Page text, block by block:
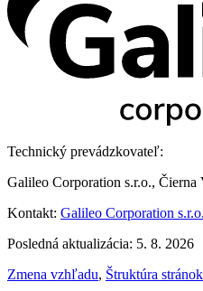
Technický prevádzkovateľ:
Galileo Corporation s.r.o., Čierna
Kontakt: Galileo Corporation s.r.o.
Posledná aktualizácia: 5. 8. 2026
Zmena vzhľadu, Štruktúra stránok